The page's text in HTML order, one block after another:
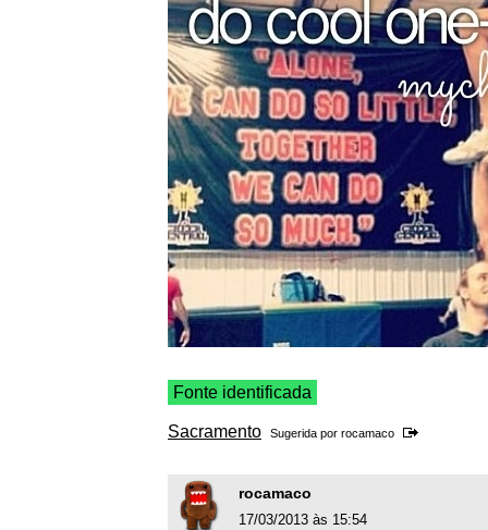
Fonte identificada
Sacramento Sugerida por rocamaco
rocamaco
17/03/2013 às 15:54